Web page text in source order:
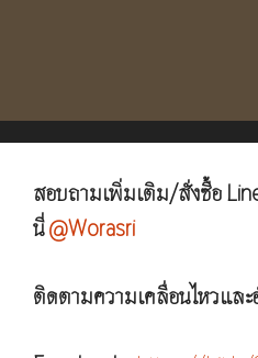
สอบถามเพิ่มเติม/สั่งซื้อ
นี่@Worasri
ติดตามความเคลื่อนไหวและ